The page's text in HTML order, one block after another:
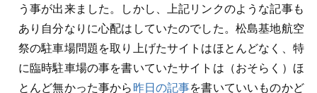
う事が出来ました。しかし、上記リンクのような記事も
あり自分なりに心配はしていたのでした。松島基地航空
祭の駐車場問題を取り上げたサイトはほとんどなく、特
に臨時駐車場の事を書いていたサイトは（おそらく）ほ
とんど無かった事から昨日の記事を書いていいものかど